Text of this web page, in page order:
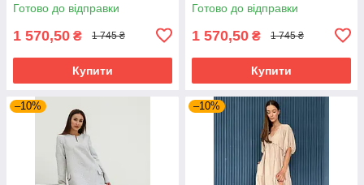
Готово до відправки
1 570,50 ₴ 1 745 ₴
Купити
Готово до відправки
1 570,50 ₴ 1 745 ₴
Купити
–10% –10%